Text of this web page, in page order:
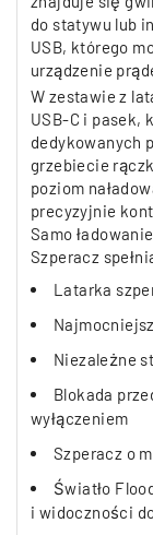
do statywu lub
USB, którego
urządzenie
W zestawie z
USB-C i pasek,
dedykowanych
grzebiecie
poziom
precyzyjnie
Samo
Szperacz
Latarka
Niezależne
Blokada
wyłączeniem
Szperacz o
Światło
i widoczności